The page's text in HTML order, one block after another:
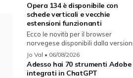
Opera 134 è disponibile con
schede verticali e vecchie
estensioni funzionanti
Ecco le novità per il browser
norvegese disponibili dalla versione
134...
Jo Val • 06/08/2026
Adesso hai 70 strumenti Adobe
integrati in ChatGPT